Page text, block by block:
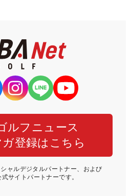
ルフニュース
登録はこちら
ャルデジタルパートナー、および
サイトパートナーです。